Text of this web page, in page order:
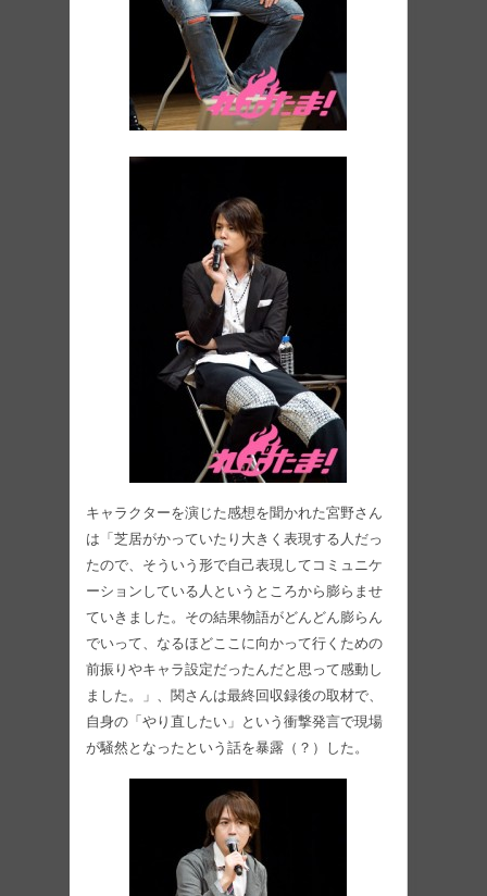
キャラクターを演じた感想を聞かれた宮野さん
は「芝居がかっていたり大きく表現する人だっ
たので、そういう形で自己表現してコミュニケ
ーションしている人というところから膨らませ
ていきました。その結果物語がどんどん膨らん
でいって、なるほどここに向かって行くための
前振りやキャラ設定だったんだと思って感動し
ました。」、関さんは最終回収録後の取材で、
自身の「やり直したい」という衝撃発言で現場
が騒然となったという話を暴露（？）した。